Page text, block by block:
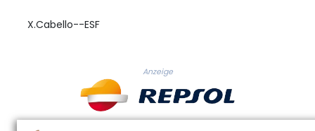
X.Cabello--ESF
Anzeige